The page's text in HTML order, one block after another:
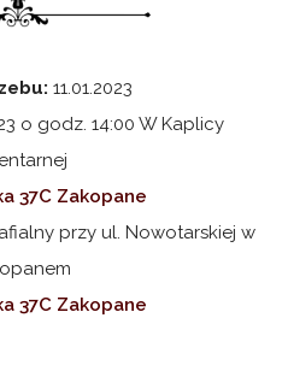
11.01.2023
o godz. 14:00 W Kaplicy
37C Zakopane
przy ul. Nowotarskiej w
37C Zakopane